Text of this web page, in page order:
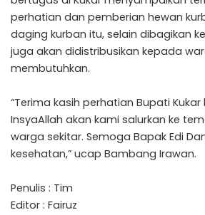
perhatian dan pemberian hewan
daging kurban itu, selain dibagikan
juga akan didistribusikan kepada
membutuhkan.
“Terima kasih perhatian Bupati
InsyaAllah akan kami salurkan ke
warga sekitar. Semoga Bapak Edi
kesehatan,” ucap Bambang Irawan.
Penulis : Tim
Editor : Fairuz